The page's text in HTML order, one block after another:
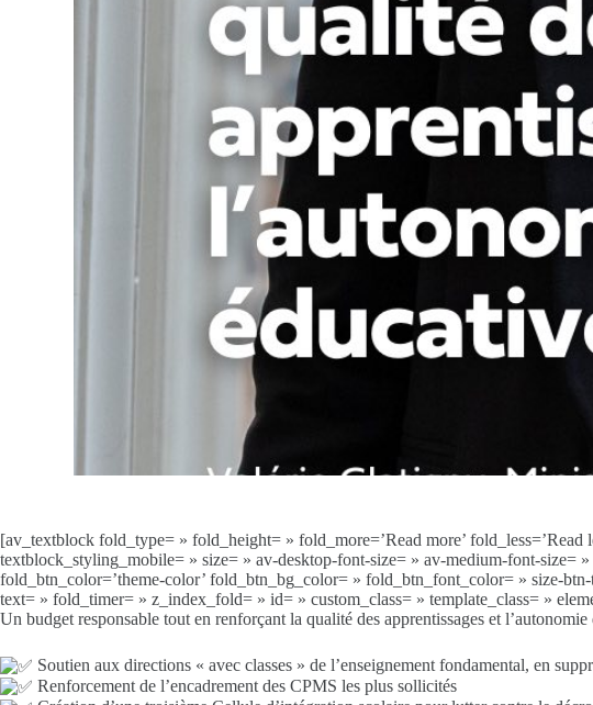
[av_textblock fold_type= » fold_height= » fold_more=’Read more’
textblock_styling_mobile= » size= » av-desktop-font-size= » av-medium-font-
fold_btn_color=’theme-color’ fold_btn_bg_color= » fold_btn_font_color= » size-
text= » fold_timer= » z_index_fold= » id= » custom_class= » template_class= »
Un budget responsable tout en renforçant la qualité des apprentissages et l’autonomie
Soutien aux directions « avec classes » de l’enseignement fondamental, en
Renforcement de l’encadrement des CPMS les plus sollicités